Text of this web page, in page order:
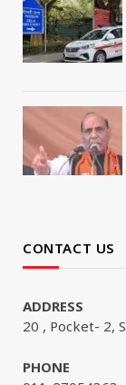
CONTACT US
ADDRESS
20 , Pocket- 2,
PHONE